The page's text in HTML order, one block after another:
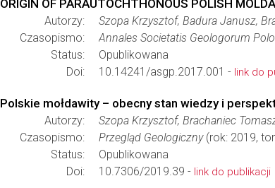
ORIGIN OF PARAUTOCHTHONOUS POLISH
Autorzy:
Szopa Krzysztof, Badura Janusz,
Czasopismo:
Annales Societatis Geologorum
Status:
Opublikowana
Doi:
10.14241/asgp.2017.001 - link do
Polskie mołdawity – obecny stan wiedzy i
Autorzy:
Szopa Krzysztof, Brachaniec
Czasopismo:
Przegląd Geologiczny(rok: 2019,
Status:
Opublikowana
Doi:
10.7306/2019.39 - link do publikacji